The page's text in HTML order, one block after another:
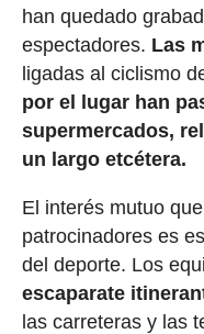
han quedado
espectadores. Las
ligadas al ciclismo
por el lugar han
supermercados,
un largo etcétera.
El interés mutuo
patrocinadores es
del deporte. Los
escaparate
las carreteras y las